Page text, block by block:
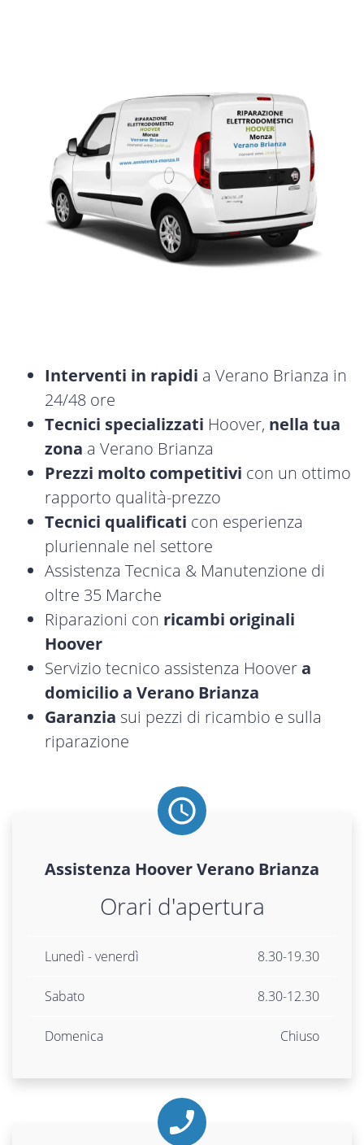
Interventi in rapidi a Verano Brianza in
24/48 ore
Tecnici specializzati Hoover, nella tua
zona a Verano Brianza
Prezzi molto competitivi con un ottimo
rapporto qualità-prezzo
Tecnici qualificati con esperienza
pluriennale nel settore
Assistenza Tecnica & Manutenzione di
oltre 35 Marche
Riparazioni con ricambi originali
Hoover
Servizio tecnico assistenza Hoovera
domicilio a Verano Brianza
Garanzia sui pezzi di ricambio e sulla
riparazione
Assistenza HooverVerano Brianza
Orari d'apertura
Lunedì - venerdì 8.30-19.30
Sabato 8.30-12.30
Domenica Chiuso